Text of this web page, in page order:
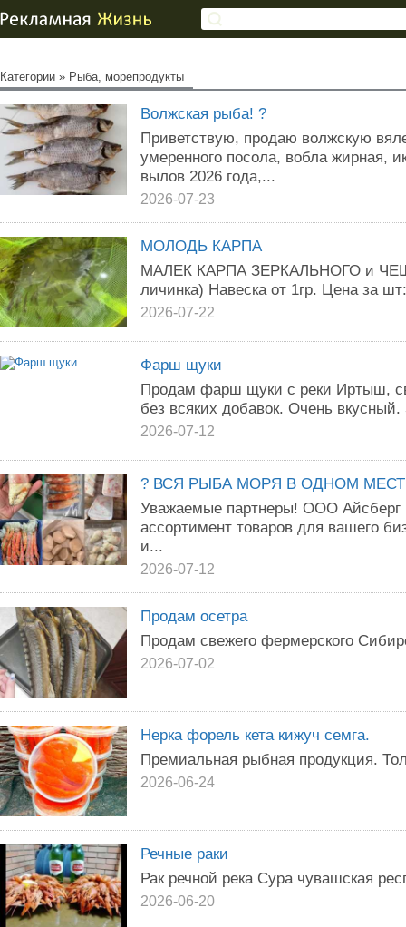
Категории » Рыба, морепродукты
Волжская рыба! ?
Приветствую, продаю волжскую
умеренного посола, вобла жирная,
вылов 2026 года,...
2026-07-23
МОЛОДЬ КАРПА
МАЛЕК КАРПА ЗЕРКАЛЬНОГО и
личинка) Навеска от 1гр. Цена за
2026-07-22
Фарш щуки
Продам фарш щуки с реки Иртыш,
без всяких добавок. Очень вкусный.
2026-07-12
? ВСЯ РЫБА МОРЯ В ОДНОМ
Уважаемые партнеры! ООО Айсберг
ассортимент товаров для вашего
и...
2026-07-12
Продам осетра
Продам свежего фермерского
2026-07-02
Нерка форель кета кижуч семга.
Премиальная рыбная продукция.
2026-06-24
Речные раки
Рак речной река Сура чувашская
2026-06-20